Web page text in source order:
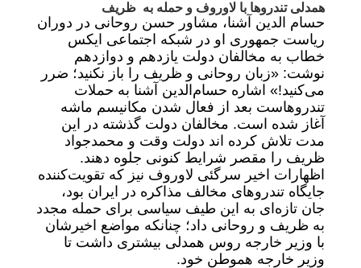
همدلی تندروها با لاوروف و حمله به ظریف
حسام الدین آشنا، مشاور حسن روحانی در دوران
ریاست جمهوری او در شبکه اجتماعی ایکس
خطاب به مخالفان دولت‌ یازدهم و دوازدهم
نوشت: «زبان روحانی و ظریف را باز نکنید؛ ضرر
می‌کنید!» اشاره حسام‌الدین آشنا به حملات
تندروهاست بعد از فعال شدن مکانیسم ماشه
آغاز شده است. مخالفان دولت گذشته در این
مدت تلاش کرده اند دولت وقت و محمدجواد
ظریف را مقصر شرایط کنونی جلوه دهند.
اظهارات اخیر سرگئی لاوروف نیز که تقویت‌کننده
جایگاه تندروهای مخالف مذاکره در ایران بود،
جان تازه‌ای به این طیف سیاسی برای حمله مجدد
به ظریف و روحانی داد؛ چنانکه مواضع اخیرشان
با وزیر خارجه روس همدلی بیشتری داشت تا
وزیر خارجه هموطن خود.